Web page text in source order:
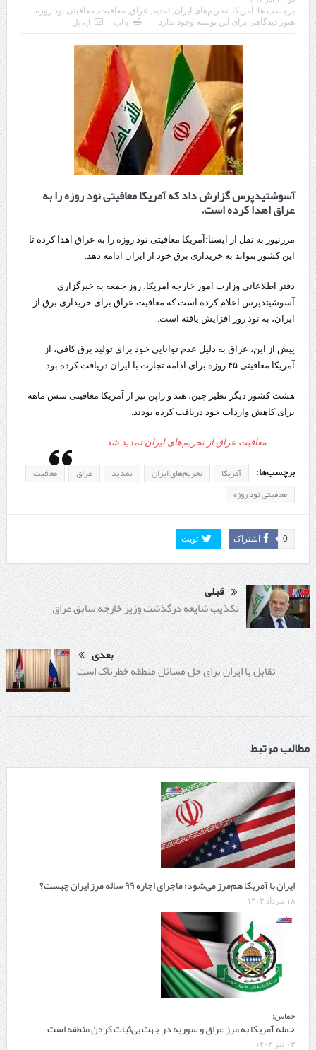
چابهار، جایی که دریا به زندگی سلام می‌کند
گزارش ویژه؛
طرز تهیه خورش خلال کرمانشاهی +نکات و فوت وفن‌ها
قدردانی وزیر میراث فرهنگی، گردشگری و صنایع دستی از استاندار اردبیل
استاندار اردبیل در دیدار دبیر شورای‌عالی مناطق آزاد و ویژه اقتصادی:
راه‌اندازی کامل منطقه آزاد اردبیل-بیله‌سوار و منطقه ویژه اقتصادی نمین تسریع
در دیدار استاندار اردبیل و مدیرعامل بانک سینا محقق شد؛
تخصیص ۳۰۰میلیارد تومان برای تکمیل بزرگراه اردبیل-سرچم
کشف ۱۱ قبضه سلاح کلت کمری توسط مرزبانان هنگ مرزی ارومیه
رئیس سازمان راهداری:
مرز چیلات دهلران می‌تواند مکمل مرز بین‌المللی مهران شود
برچسب ها: آمریکا, تحریم‌های ایران, تمدید, عراق, معافیت, معافیتی نود روزه
هنوز دیدگاهی برای این نوشته وجود ندارد
چاپ ایمیل
آسوشتیدپرس گزارش داد که آمریکا معافیتی نود روزه را به
عراق اهدا کرده است.
مرزنیوز به نقل از ایسنا:آمریکا معافیتی نود روزه را به عراق اهدا کرده تا
این کشور بتواند به خریداری برق خود از ایران ادامه دهد.
دفتر اطلاعاتی وزارت امور خارجه آمریکا، روز جمعه به خبرگزاری
آسوشیتدپرس اعلام کرده است که معافیت عراق برای خریداری برق از
ایران، به نود روز افزایش یافته است.
پیش از این، عراق به دلیل عدم توانایی خود برای تولید برق کافی، از
آمریکا معافیتی ۴۵ روزه برای ادامه تجارت با ایران دریافت کرده بود.
هشت کشور دیگر نظیر چین، هند و ژاپن نیز از آمریکا معافیتی شش ماهه
برای کاهش واردات خود دریافت کرده بودند.
معافیت عراق از تحریم‌های ایران تمدید شد
برچسب‌ها: آمریکا تحریم‌های ایران تمدید عراق
معافیت
معافیتی نود روزه
اشتراک 0 تویت
قبلی
تکذیب شایعه درگذشت وزیر خارجه سابق عراق
بعدی
تقابل با ایران برای حل مسائل منطقه خطرناک است
مطالب مرتبط
ایران با آمریکا هم‌مرز می‌شود؛ ماجرای اجاره ۹۹ ساله مرز ایران چیست؟
۱۸ مرداد ۱۴۰۴
حماس:
حمله آمریکا به مرز عراق و سوریه در جهت بی‌ثبات کردن منطقه است
۰۳ تیر ۱۴۰۳